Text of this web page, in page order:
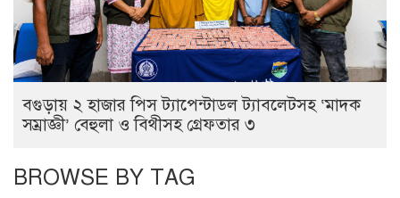
বগুড়ায় ২ হাজার পিস ট্যাপেন্টাডল ট্যাবলেটসহ ‘মাদক
সম্রাজ্ঞী’ বেহুলা ও বিথীসহ গ্রেফতার ৩
BROWSE BY TAG